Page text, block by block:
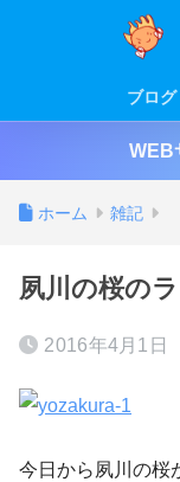
ブロ
WEB
ホーム 雑記
夙川の桜の
2016年4月1日
今日から夙川の桜